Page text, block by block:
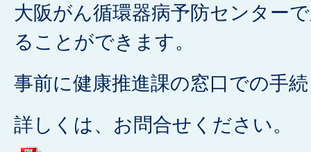
大阪がん循環器病予防センター
ることができます。
事前に健康推進課の窓口での手
詳しくは、お問合せください。